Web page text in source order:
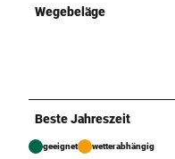
Wegebeläge
Beste Jahreszeit
geeignet wetterabhängig